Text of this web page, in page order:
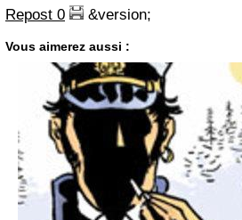
Repost 0 &version;
Vous aimerez aussi :